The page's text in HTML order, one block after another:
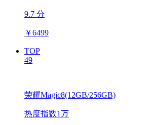
9.7 分
￥6499
TOP
49
荣耀Magic8(12GB/256GB)
热度指数1万